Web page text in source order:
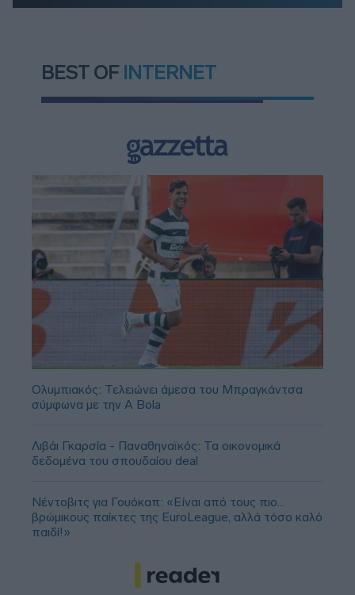
BEST OF INTERNET
Ολυμπιακός: Τελειώνει άμεσα του Μπραγκάντσα
σύμφωνα με την A Bola
Λιβάι Γκαρσία - Παναθηναϊκός: Τα οικονομικά
δεδομένα του σπουδαίου deal
Νέντοβιτς για Γουόκαπ: «Είναι από τους πιο...
βρώμικους παίκτες της EuroLeague, αλλά τόσο καλό
παιδί!»